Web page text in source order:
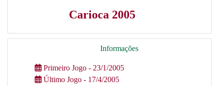
Carioca 2005
Informações
Primeiro Jogo - 23/1/2005
Último Jogo - 17/4/2005